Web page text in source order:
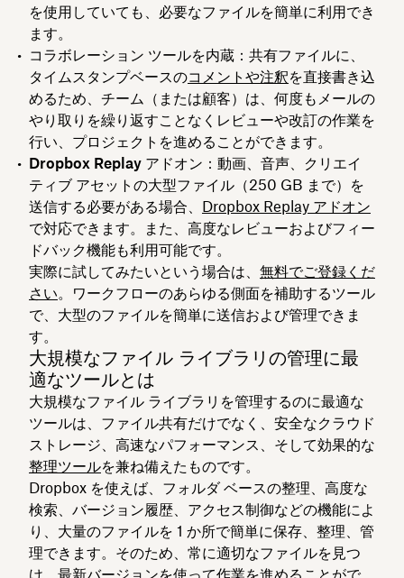
を使用していても、必要なファイルを簡単に利用でき
ます。
コラボレーション ツールを内蔵 ：共有ファイルに、
タイムスタンプベースのコメントや注釈を直接書き込
めるため、チーム（または顧客）は、何度もメールの
やり取りを繰り返すことなくレビューや改訂の作業を
行い、プロジェクトを進めることができます。
Dropbox Replay アドオン ：動画、音声、クリエイ
ティブ アセットの大型ファイル（250 GB まで）を
送信する必要がある場合、 Dropbox Replay アドオン
で対応できます。また、高度なレビューおよびフィー
ドバック機能も利用可能です。
実際に試してみたいという場合は、 無料でご登録くだ
さい。ワークフローのあらゆる側面を補助するツール
で、大型のファイルを簡単に送信および管理できま
す。
大規模なファイル ライブラリの管理に最
適なツールとは
大規模なファイル ライブラリを管理するのに最適な
ツールは、ファイル共有だけでなく、安全なクラウド
ストレージ、高速なパフォーマンス、そして効果的な
整理ツールを兼ね備えたものです。
Dropbox を使えば、フォルダ ベースの整理、高度な
検索、バージョン履歴、アクセス制御などの機能によ
り、大量のファイルを 1 か所で簡単に保存、整理、管
理できます。そのため、常に適切なファイルを見つ
け、最新バージョンを使って作業を進めることがで